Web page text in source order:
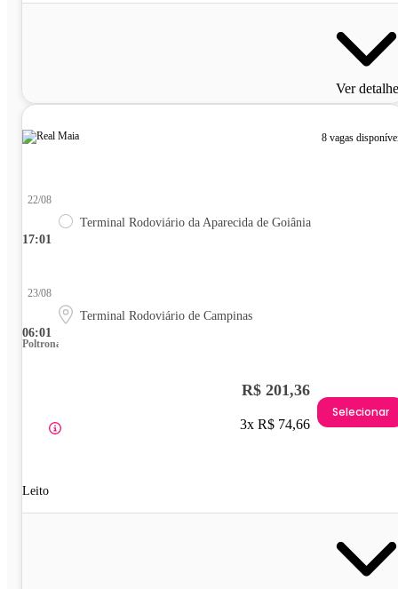
Ver
8 vagas
17:01
22/08
Terminal Rodoviário da Aparecida de Goiânia
06:01
23/08
Terminal Rodoviário de Campinas
Poltrona
Leito
R$ 201,36
3x R$ 74,66
Selecionar